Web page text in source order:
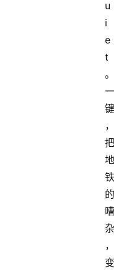
u
i
e
t
。
一
键
，
把
地
铁
的
嘈
杂
，
变